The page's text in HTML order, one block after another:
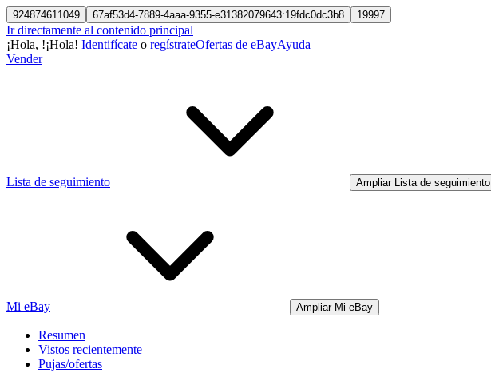
924874611049 67af53d4-7889-4aaa-9355-e31382079643:19fdc0dc3b8 19997
Ir directamente al contenido principal
¡Hola, !¡Hola! Identifícate o regístrateOfertas de eBayAyuda
Vender
Lista de seguimiento Ampliar Lista de seguimiento
Mi eBay Ampliar Mi eBay
Resumen
Vistos recientemente
Pujas/ofertas